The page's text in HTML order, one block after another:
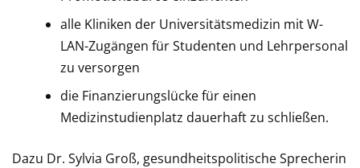
alle Kliniken der Universitätsmedizin mit W-
LAN-Zugängen für Studenten und Lehrpersonal
zu versorgen
die Finanzierungslücke für einen
Medizinstudienplatz dauerhaft zu schließen.
Dazu Dr. Sylvia Groß, gesundheitspolitische Sprecherin